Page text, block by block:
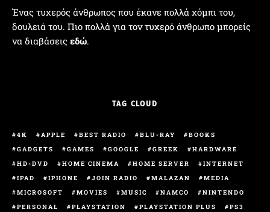
Ένας τυχερός άνθρωπος που έκανε πολλά χόμπι του,
δουλειά του. Πιο πολλά για τον τυχερό άνθρωπο μπορείς
να διαβάσεις εδώ.
TAG CLOUD
4K APPLE BEST RADIO BLU-RAY
BOOKS
GADGETS
GAMES GOOGLE GREEK
HARDWARE
HD-DVD
HOME CINEMA HOME SERVER
INTERNET
IPAD
IPHONE JOIN RADIO MALAZAN
MEDIA
MICROSOFT
MOVIES MUSIC NAMCO
NINTENDO
PERSONAL
PLAYSTATION PLAYSTATION PLUS
PS3